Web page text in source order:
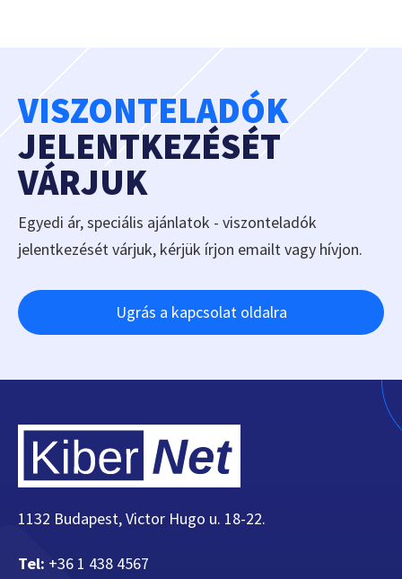
VISZONTELADÓK
JELENTKEZÉSÉT
VÁRJUK
Egyedi ár, speciális ajánlatok - viszonteladók
jelentkezését várjuk, kérjük írjon emailt vagy hívjon.
Ugrás a kapcsolat oldalra
1132 Budapest, Victor Hugo u. 18-22.
Tel: +36 1 438 4567